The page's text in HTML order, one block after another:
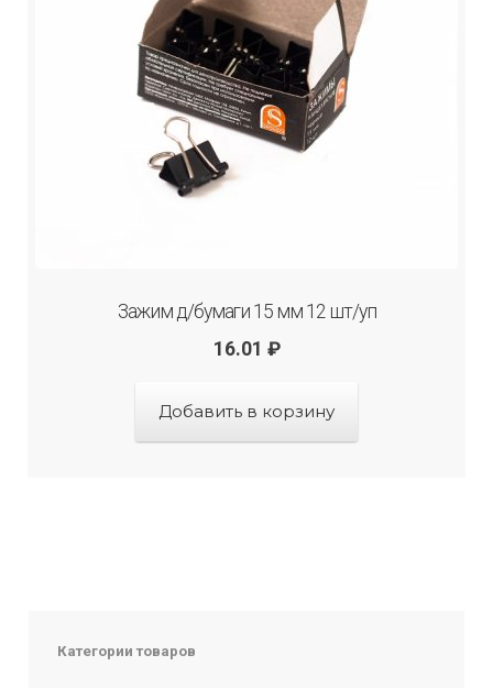
Зажим д/бумаги 15 мм 12 шт/уп
16.01 ₽
Добавить в корзину
Категории товаров